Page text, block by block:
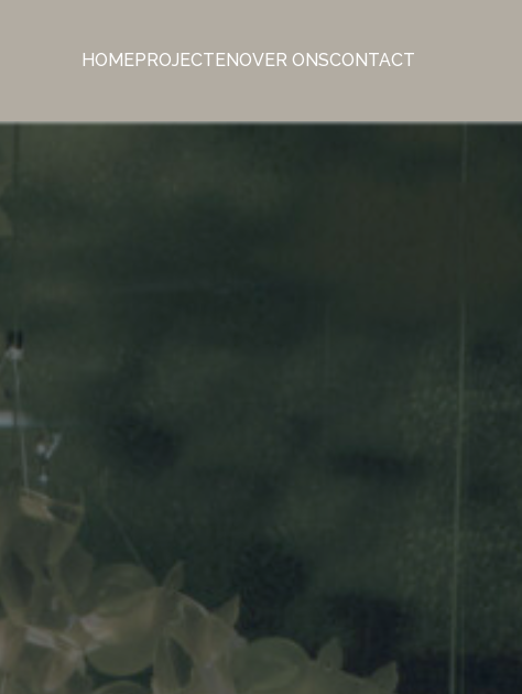
HOMEPROJECTENOVER ONSCONTACT